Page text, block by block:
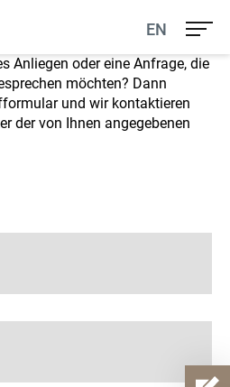
EN
Anliegen oder eine Anfrage, die
möchten? Dann
und wir kontaktieren
der von Ihnen angegebenen